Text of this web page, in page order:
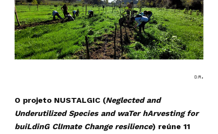
D.R .
O projeto NUSTALGIC (Neglected and
Underutilized Species and waTer hArvesting for
buiLdinG ClImate Change resilience) reúne 11